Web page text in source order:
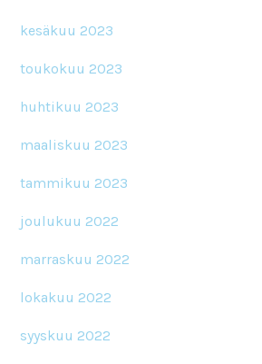
kesäkuu 2023
toukokuu 2023
huhtikuu 2023
maaliskuu 2023
tammikuu 2023
joulukuu 2022
marraskuu 2022
lokakuu 2022
syyskuu 2022